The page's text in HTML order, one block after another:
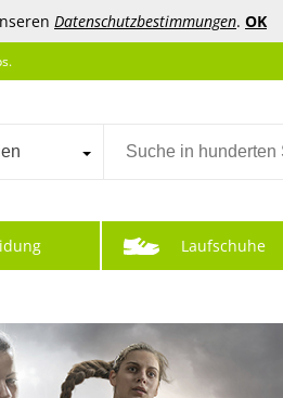
Datenschutzbestimmungen. OK
Laufschuhe